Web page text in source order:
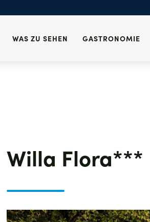
WAS ZU SEHEN GASTRONOMIE
Konsulat
Notruf
Willa Flora***